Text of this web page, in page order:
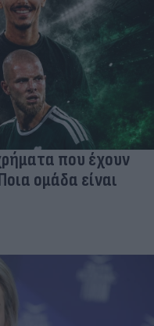
που έχουν
ομάδα είναι